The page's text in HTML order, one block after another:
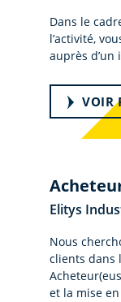
Dans le
l’activité,
auprès
VOIR
Elitys
Nous
clients dans
et la mise